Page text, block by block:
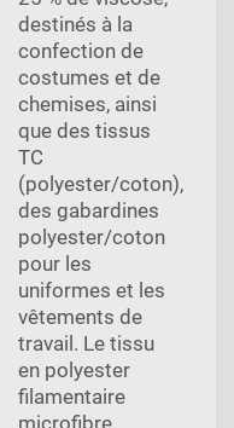
destinés à la
confection de
costumes et de
chemises, ainsi
que des tissus
TC
(polyester/coton),
des gabardines
polyester/coton
pour les
uniformes et les
vêtements de
travail. Le tissu
en polyester
filamentaire
microfibre